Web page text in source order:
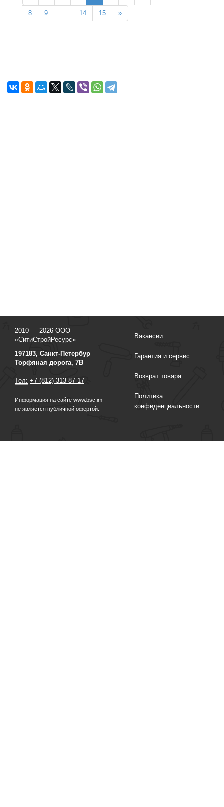
8 9 … 14 15 »
2010 — 2026 ООО
«СитиСтройРесурс»
197183, Санкт-Петербур
Торфяная дорога, 7В
Тел: +7 (812) 313-87-17
Информация на сайте www.bsc.im
не является публичной офертой.
Вакансии
Гарантия и сервис
Возврат товара
Политика
конфиденциальности